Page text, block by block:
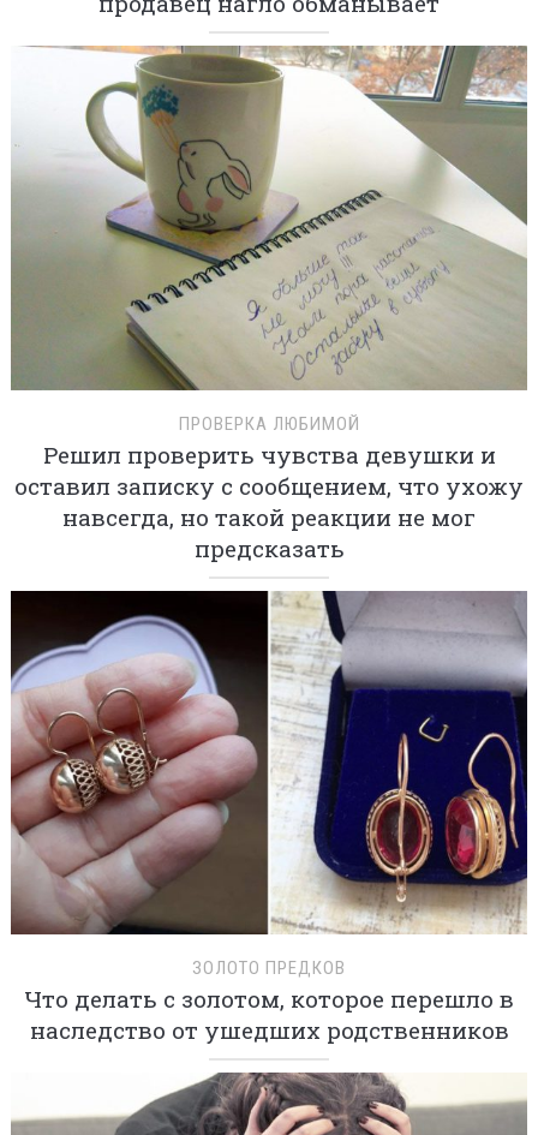
ПРОВЕРКА ЛЮБИМОЙ
Решил проверить чувства девушки и
оставил записку с сообщением, что ухожу
навсегда, но такой реакции не мог
предсказать
ЗОЛОТО ПРЕДКОВ
Что делать с золотом, которое перешло в
наследство от ушедших родственников